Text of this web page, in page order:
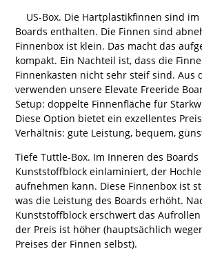
US-Box. Die Hartplastikfinnen sind im
Boards enthalten. Die Finnen sind
Finnenbox ist klein. Das macht das
kompakt. Ein Nachteil ist, dass die
Finnenkasten nicht sehr steif sind. Aus
verwenden unsere Elevate Freeride
Setup: doppelte Finnenfläche für
Diese Option bietet ein exzellentes
Verhältnis: gute Leistung, bequem,
Tiefe Tuttle-Box. Im Inneren des
Kunststoffblock einlaminiert, der
aufnehmen kann. Diese Finnenbox ist
was die Leistung des Boards erhöht.
Kunststoffblock erschwert das
der Preis ist höher (hauptsächlich
Preises der Finnen selbst).